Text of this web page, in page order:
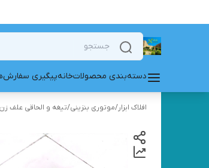
دسته‌بندی محصولاتخانهپیگیری سفارش
افلاک ابزار/موتوری بنزینی/تیغه و الحاقی علف زن